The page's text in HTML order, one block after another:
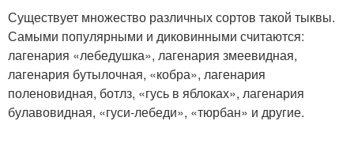
Существует множество различных сортов такой тыквы.
Самыми популярными и диковинными считаются:
лагенария «лебедушка», лагенария змеевидная,
лагенария бутылочная, «кобра», лагенария
поленовидная, ботлз, «гусь в яблоках», лагенария
булавовидная, «гуси-лебеди», «тюрбан» и другие.